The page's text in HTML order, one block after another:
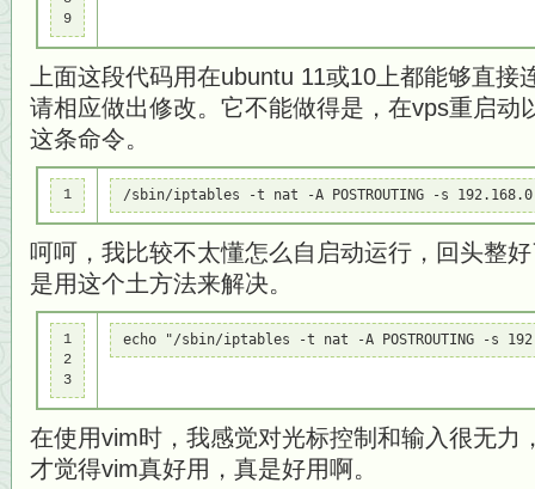
9
上面这段代码用在ubuntu 11或10上都能够直接
请相应做出修改。它不能做得是，在vps重启动
这条命令。
1 /sbin/iptables -t nat -A POSTROUTING -s
呵呵，我比较不太懂怎么自启动运行，回头整
是用这个土方法来解决。
1
2
3
echo "/sbin/iptables -t nat -A POSTROUTING -s
在使用vim时，我感觉对光标控制和输入很无力
才觉得vim真好用，真是好用啊。